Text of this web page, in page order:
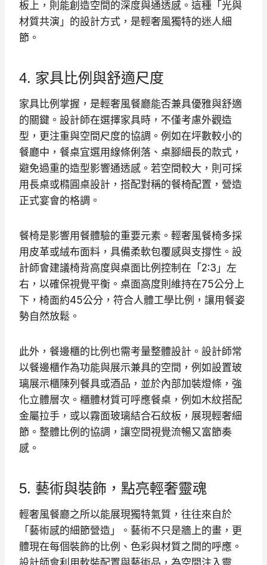
板上，則能創造空間的深度與通透感。這種「光與
材質共演」的設計方式，是輕奢風獨特的迷人細
節。
4. 家具比例與舒適尺度
家具比例掌握，是輕奢風餐廳能否兼具優雅與舒適
的關鍵。設計師在選擇家具時，不僅考慮外觀造
型，更注重與空間尺度的協調。例如在坪數較小的
餐廳中，餐桌宜選用線條俐落、桌腳細長的款式，
避免過重的造型影響通透感。若空間較大，則可採
用長桌或橢圓桌設計，搭配對稱的餐椅配置，營造
正式宴會的格調。
餐椅是影響用餐體驗的重要元素。輕奢風餐椅多採
用皮革或絨布面料，具備柔軟包覆感與支撐性。設
計師會建議椅背高度與桌面比例控制在「2:3」左
右，以確保視覺平衡。桌面高度則維持在75公分上
下，椅面約45公分，符合人體工學比例，讓用餐姿
勢自然放鬆。
此外，餐邊櫃的比例也需考量整體設計。設計師常
以餐邊櫃作為功能與展示兼具的空間，例如設置玻
璃展示櫃陳列餐具或酒品，並於內部加裝燈條，強
化立體層次。櫃體材質可呼應餐桌，例如木紋搭配
金屬拉手，或以霧面玻璃結合石紋板，展現輕奢細
節。整體比例的協調，讓空間視覺流暢又富節奏
感。
5. 藝術與裝飾，點亮輕奢靈魂
輕奢風餐廳之所以能展現獨特氣質，往往來自於
「藝術感的細節營造」。藝術不只是牆上的畫，更
體現在每個裝飾的比例、色彩與材質之間的呼應。
設計師會利用軟裝配置與藝術品，為空間注入靈